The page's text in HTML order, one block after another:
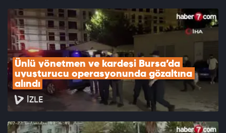
Ünlü yönetmen ve kardeşi Bursa’da
uyuşturucu operasyonunda gözaltına
alındı
İZLE